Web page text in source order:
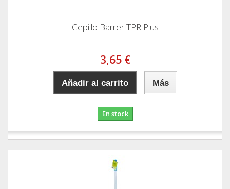
Cepillo Barrer TPR Plus
3,65 €
Añadir al carrito Más
En stock